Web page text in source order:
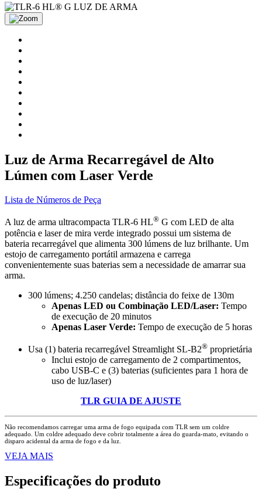
Luz de Arma Recarregável de Alto
Lúmen com Laser Verde
Lista de Números de Peça
A luz de arma ultracompacta TLR-6 HL® G com LED de alta
potência e laser de mira verde integrado possui um sistema de
bateria recarregável que alimenta 300 lúmens de luz brilhante. Um
estojo de carregamento portátil armazena e carrega
convenientemente suas baterias sem a necessidade de amarrar sua
arma.
300 lúmens; 4.250 candelas; distância do feixe de 130m
Apenas LED ou Combinação LED/Laser: Tempo
de execução de 20 minutos
Apenas Laser Verde: Tempo de execução de 5 horas
Usa (1) bateria recarregável Streamlight SL-B2® proprietária
Inclui estojo de carregamento de 2 compartimentos,
cabo USB-C e (3) baterias (suficientes para 1 hora de
uso de luz/laser)
TLR GUIA DE AJUSTE
Não recomendamos carregar uma arma de fogo equipada com TLR sem um coldre
adequado. Um coldre adequado deve cobrir totalmente a área do guarda-mato, evitando o
disparo acidental da arma de fogo e da luz.
VEJA MAIS
Especificações do produto